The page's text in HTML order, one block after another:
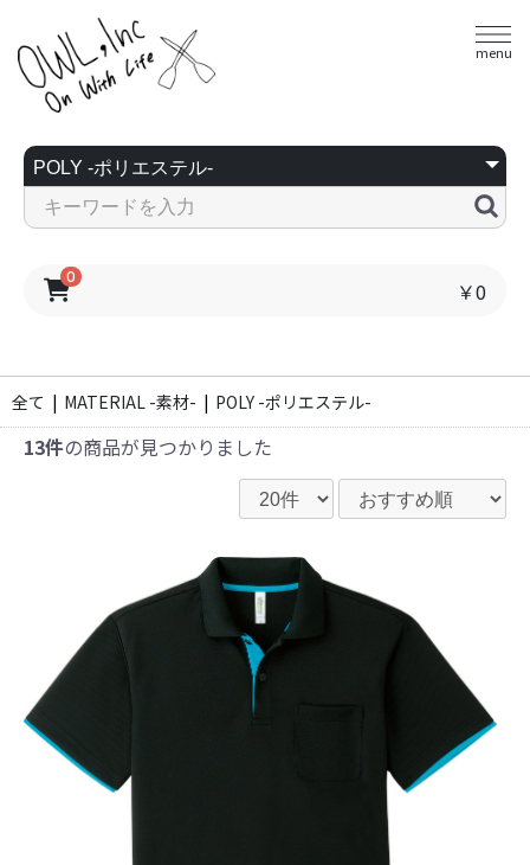
menu
0
￥0
全て | MATERIAL -素材- | POLY -ポリエステル-
13件の商品が見つかりました